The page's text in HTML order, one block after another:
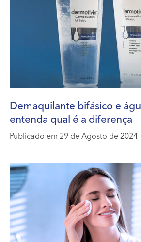
Demaquilante bifásico e
entenda qual é a diferença
Publicado em 29 de Agosto de 2024